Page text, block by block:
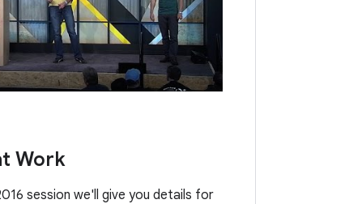
Work
session we'll give you details for